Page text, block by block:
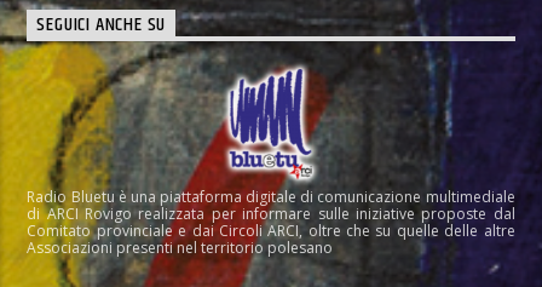
SEGUICI ANCHE SU
Radio Bluetu è una piattaforma digitale di comunicazione multimediale
di ARCI Rovigo realizzata per informare sulle iniziative proposte dal
Comitato provinciale e dai Circoli ARCI, oltre che su quelle delle altre
Associazioni presenti nel territorio polesano